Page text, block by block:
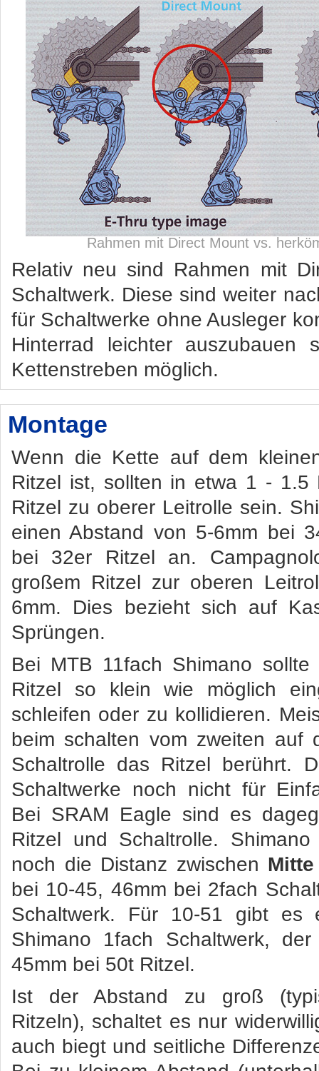
Rahmen mit Direct Mount vs.
Relativ neu sind Rahmen mit
Schaltwerk. Diese sind weiter
für Schaltwerke ohne Ausleger
Hinterrad leichter
Kettenstreben möglich.
Montage
Wenn die Kette auf dem
Ritzel ist, sollten in etwa 1 - 1.5
Ritzel zu oberer Leitrolle sein.
einen Abstand von 5-6mm bei
bei 32er Ritzel an.
großem Ritzel zur oberen
6mm. Dies bezieht sich auf
Sprüngen.
Bei MTB 11fach Shimano
Ritzel so klein wie möglich
schleifen oder zu kollidieren.
beim schalten vom zweiten auf
Schaltrolle das Ritzel berührt.
Schaltwerke noch nicht für
Bei SRAM Eagle sind es
Ritzel und Schaltrolle.
noch die Distanz zwischen
bei 10-45, 46mm bei 2fach
Schaltwerk. Für 10-51 gibt es
Shimano 1fach Schaltwerk,
45mm bei 50t Ritzel.
Ist der Abstand zu groß
Ritzeln), schaltet es nur
auch biegt und seitliche